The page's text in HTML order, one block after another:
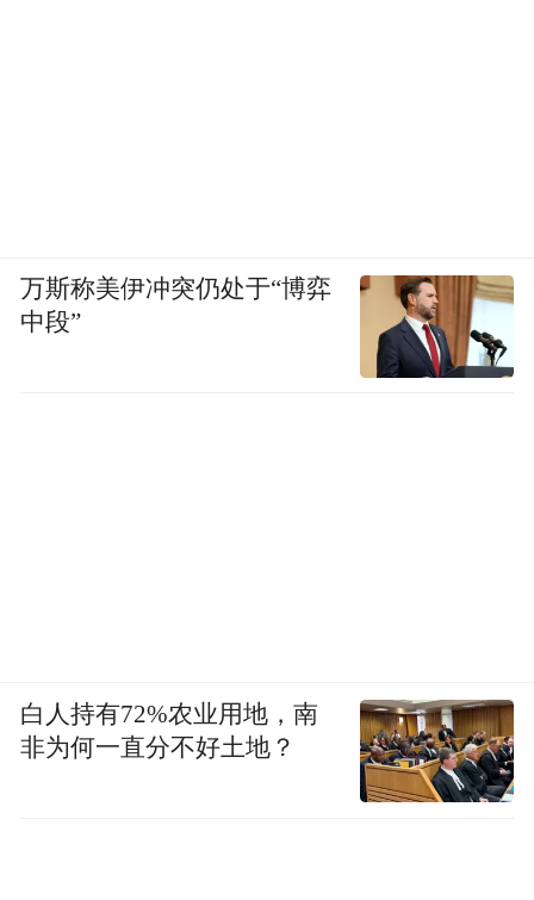
万斯称美伊冲突仍处于“博弈
中段”
白人持有72%农业用地，南
非为何一直分不好土地？